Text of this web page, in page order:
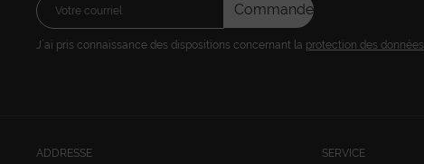
Commandez
J´ai pris connaissance des dispositions concernant la protection des données
ADDRESSE SERVICE